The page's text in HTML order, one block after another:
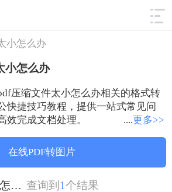
筛选
小怎么办
小怎么办
压缩文件太小怎么办相关的格式转
快捷技巧教程，提供一站式常见问
效完成文档处理。
....更多>>
在线PDF转图片
pdf压缩文件太小怎么办 查询到 1个结果